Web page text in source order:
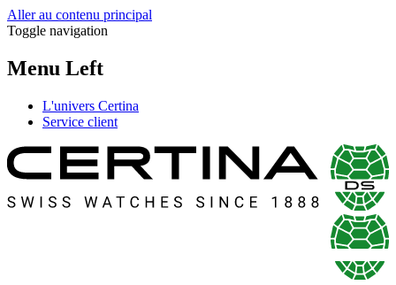
Aller au contenu principal
Toggle navigation
Menu Left
L'univers Certina
Service client